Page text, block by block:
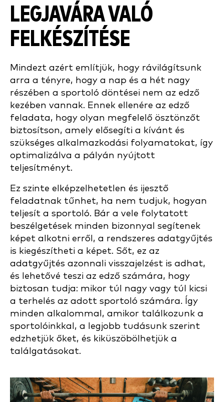
LEGJAVÁRA VALÓ
FELKÉSZÍTÉSE
Mindezt azért említjük, hogy rávilágítsunk
arra a tényre, hogy a nap és a hét nagy
részében a sportoló döntései nem az edző
kezében vannak. Ennek ellenére az edző
feladata, hogy olyan megfelelő ösztönzőt
biztosítson, amely elősegíti a kívánt és
szükséges alkalmazkodási folyamatokat, így
optimalizálva a pályán nyújtott
teljesítményt.
Ez szinte elképzelhetetlen és ijesztő
feladatnak tűnhet, ha nem tudjuk, hogyan
teljesít a sportoló. Bár a vele folytatott
beszélgetések minden bizonnyal segítenek
képet alkotni erről, a rendszeres adatgyűjtés
is kiegészítheti a képet. Sőt, ez az
adatgyűjtés azonnali visszajelzést is adhat,
és lehetővé teszi az edző számára, hogy
biztosan tudja: mikor túl nagy vagy túl kicsi
a terhelés az adott sportoló számára. Így
minden alkalommal, amikor találkozunk a
sportolóinkkal, a legjobb tudásunk szerint
edzhetjük őket, és kiküszöbölhetjük a
találgatásokat.